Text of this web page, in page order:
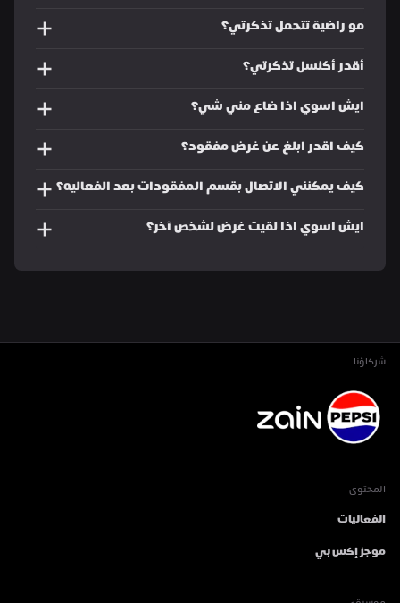
مو راضية تتحمل تذكرتي؟
أقدر أكنسل تذكرتي؟
ايش اسوي اذا ضاع مني شي؟
كيف اقدر ابلغ عن غرض مفقود؟
كيف يمكنني الاتصال بقسم المفقودات بعد الفعاليه؟
ايش اسوي اذا لقيت غرض لشخص آخر؟
شركاؤنا
المحتوى
الفعاليات
موجز إكس بي